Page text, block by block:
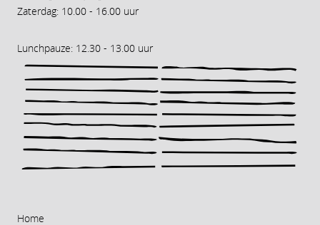
Zaterdag: 10.00 - 16.00 uur
Lunchpauze: 12.30 - 13.00 uur
Home